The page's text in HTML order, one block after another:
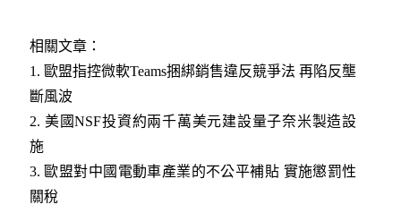
相關文章：
1. 歐盟指控微軟Teams捆綁銷售違反競爭法 再陷反壟
斷風波
2. 美國NSF投資約兩千萬美元建設量子奈米製造設
施
3. 歐盟對中國電動車產業的不公平補貼 實施懲罰性
關稅